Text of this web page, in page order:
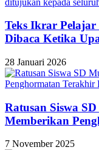
Teks Ikrar Pelajar
Dibaca Ketika
28 Januari 2026
Ratusan Siswa
Memberikan
7 November 2025